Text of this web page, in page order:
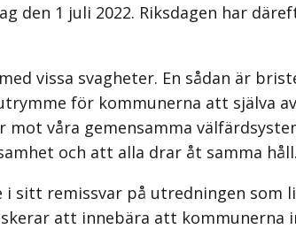
den 1 juli 2022. Riksdagen har
vissa svagheter. En sådan är
för kommunerna att själva
våra gemensamma
och att alla drar åt samma håll.
sitt remissvar på utredningen
att innebära att